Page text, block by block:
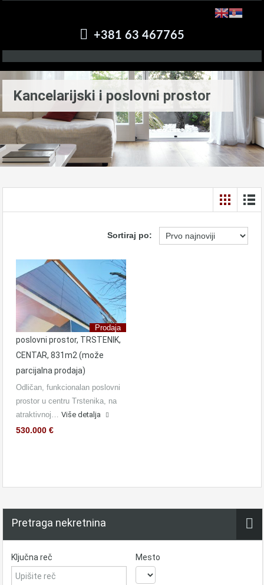
+381 63 467765
Kancelarijski i poslovni prostor
Sortiraj po:
Prodaja
poslovni prostor, TRSTENIK,
CENTAR, 831m2 (može
parcijalna prodaja)
Odličan, funkcionalan poslovni
prostor u centru Trstenika, na
atraktivnoj… Više detalja
530.000 €
Pretraga nekretnina
Ključna reč Mesto